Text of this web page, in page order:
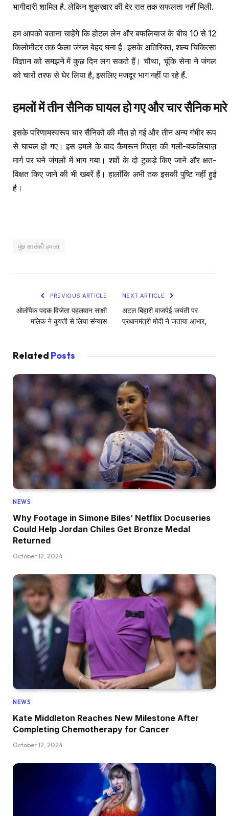
भागीदारी शामिल है. लेकिन शुक्रवार की देर रात तक सफलता नहीं मिली.
हम आपको बताना चाहेंगे कि होटल लेन और बफलियाज के बीच 10 से 12
किलोमीटर तक फैला जंगल बेहद घना है।इसके अतिरिक्त, शल्य चिकित्सा
विज्ञान को समझने में कुछ दिन लग सकते हैं। चौथा, चूंकि सेना ने जंगल
को चारों तरफ से घेर लिया है, इसलिए मजदूर भाग नहीं पा रहे हैं.
हमलों में तीन सैनिक घायल हो गए और चार सैनिक
इसके परिणामस्वरूप चार सैनिकों की मौत हो गई और तीन अन्य गंभीर रूप
से घायल हो गए। इस हमले के बाद कैमरून मित्रा की गली-बफ़लियाज़
मार्ग पर घने जंगलों में भाग गया। शवों के दो टुकड़े किए जाने और क्षत-
विक्षत किए जाने की भी खबरें हैं। हालाँकि अभी तक इसकी पुष्टि नहीं हुई
है।
पुंछ आतंकी हमला
PREVIOUS ARTICLE
ओलंपिक पदक विजेता पहलवान साक्षी
मलिक ने कुश्ती से लिया संन्यास
NEXT ARTICLE
अटल बिहारी वाजपेई जयंती पर
प्रधानमंत्री मोदी ने जताया आभार,
Related Posts
NEWS
Why Footage in Simone Biles’ Netflix Docuseries
Could Help Jordan Chiles Get Bronze Medal
Returned
October 12, 2024
NEWS
Kate Middleton Reaches New Milestone After
Completing Chemotherapy for Cancer
October 12, 2024